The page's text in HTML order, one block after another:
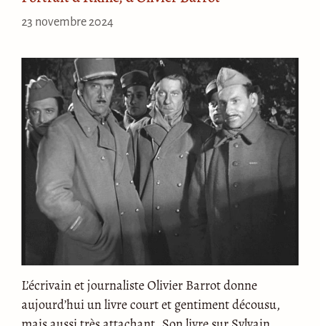
23 novembre 2024
L’écrivain et journaliste Olivier Barrot donne
aujourd’hui un livre court et gentiment décousu,